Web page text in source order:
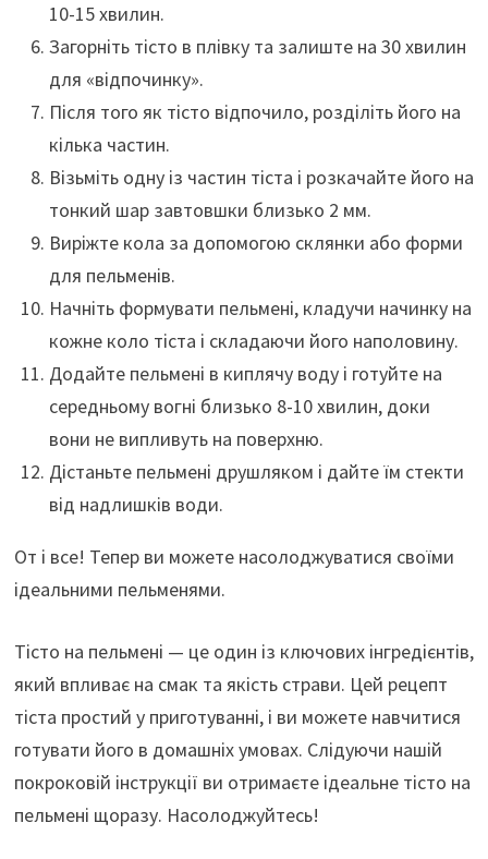
10-15 хвилин.
Загорніть тісто в плівку та залиште на 30 хвилин
для «відпочинку».
Після того як тісто відпочило, розділіть його на
кілька частин.
Візьміть одну із частин тіста і розкачайте його на
тонкий шар завтовшки близько 2 мм.
Виріжте кола за допомогою склянки або форми
для пельменів.
Начніть формувати пельмені, кладучи начинку на
кожне коло тіста і складаючи його наполовину.
Додайте пельмені в киплячу воду і готуйте на
середньому вогні близько 8-10 хвилин, доки
вони не випливуть на поверхню.
Дістаньте пельмені друшляком і дайте їм стекти
від надлишків води.
От і все! Тепер ви можете насолоджуватися своїми
ідеальними пельменями.
Тісто на пельмені — це один із ключових інгредієнтів,
який впливає на смак та якість страви. Цей рецепт
тіста простий у приготуванні, і ви можете навчитися
готувати його в домашніх умовах. Слідуючи нашій
покроковій інструкції ви отримаєте ідеальне тісто на
пельмені щоразу. Насолоджуйтесь!